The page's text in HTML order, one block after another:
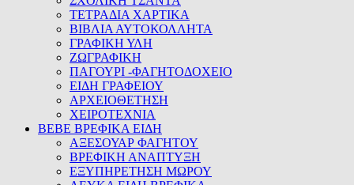
ΤΕΤΡΑΔΙΑ ΧΑΡΤΙΚΑ
ΒΙΒΛΙΑ ΑΥΤΟΚΟΛΛΗΤΑ
ΓΡΑΦΙΚΗ ΥΛΗ
ΖΩΓΡΑΦΙΚΗ
ΠΑΓΟΥΡΙ -ΦΑΓΗΤΟΔΟΧΕΙΟ
ΕΙΔΗ ΓΡΑΦΕΙΟΥ
ΑΡΧΕΙΟΘΕΤΗΣΗ
ΧΕΙΡΟΤΕΧΝΙΑ
BEBE ΒΡΕΦΙΚΑ ΕΙΔΗ
ΑΞΕΣΟΥΑΡ ΦΑΓΗΤΟΥ
ΒΡΕΦΙΚΗ ΑΝΑΠΤΥΞΗ
ΕΞΥΠΗΡΕΤΗΣΗ ΜΩΡΟΥ